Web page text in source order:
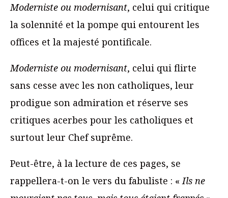
Moderniste ou modernisant, celui qui critique
la solennité et la pompe qui entourent les
offices et la majesté pontificale.
Moderniste ou modernisant, celui qui flirte
sans cesse avec les non catholiques, leur
prodigue son admiration et réserve ses
critiques acerbes pour les catholiques et
surtout leur Chef suprême.
Peut-être, à la lecture de ces pages, se
rappellera-t-on le vers du fabuliste : « Ils ne